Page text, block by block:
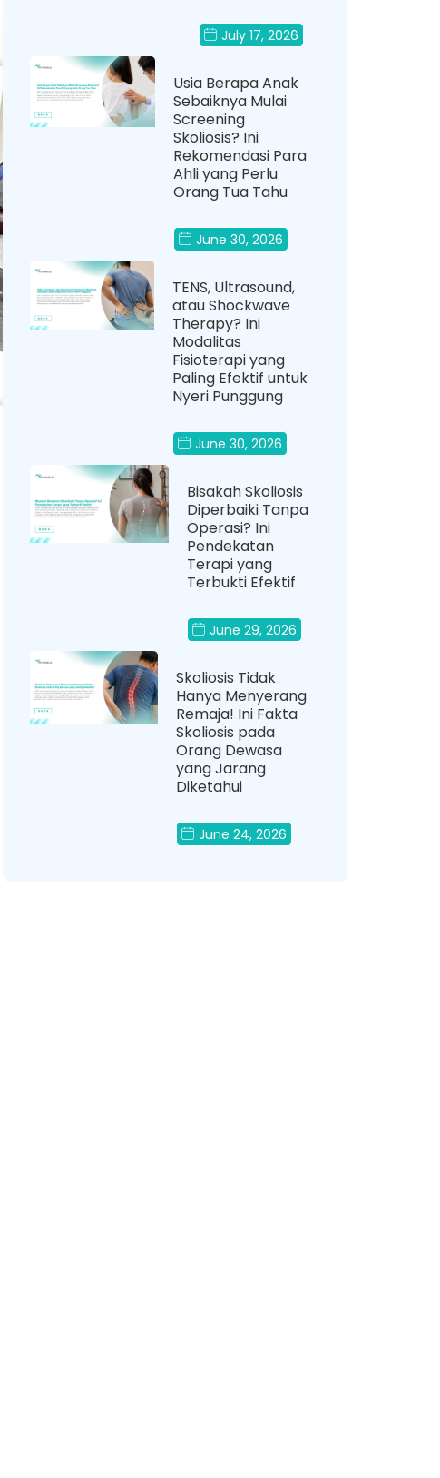
July 17, 2026
Usia Berapa Anak
Sebaiknya Mulai
Screening
Skoliosis? Ini
Rekomendasi Para
Ahli yang Perlu
Orang Tua Tahu
June 30, 2026
TENS, Ultrasound,
atau Shockwave
Therapy? Ini
Modalitas
Fisioterapi yang
Paling Efektif untuk
Nyeri Punggung
June 30, 2026
Bisakah Skoliosis
Diperbaiki Tanpa
Operasi? Ini
Pendekatan
Terapi yang
Terbukti Efektif
June 29, 2026
Skoliosis Tidak
Hanya Menyerang
Remaja! Ini Fakta
Skoliosis pada
Orang Dewasa
yang Jarang
Diketahui
June 24, 2026